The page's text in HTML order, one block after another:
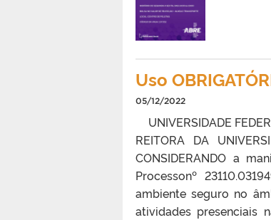
Uso
05/12/2022
UNIVERSIDADE
REITORA DA
CONSIDERANDO a
Processonº
ambiente seguro no
atividades presenciais